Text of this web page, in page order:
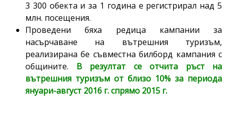
3 300 обекта и за 1 година е регистрирал над 5
млн. посещения.
Проведени бяха редица кампании за
насърчаване на вътрешния туризъм,
реализирана бе съвместна билборд кампания с
общините. В резултат се отчита ръст на
вътрешния туризъм от близо 10% за периода
януари-август 2016 г. спрямо 2015 г.